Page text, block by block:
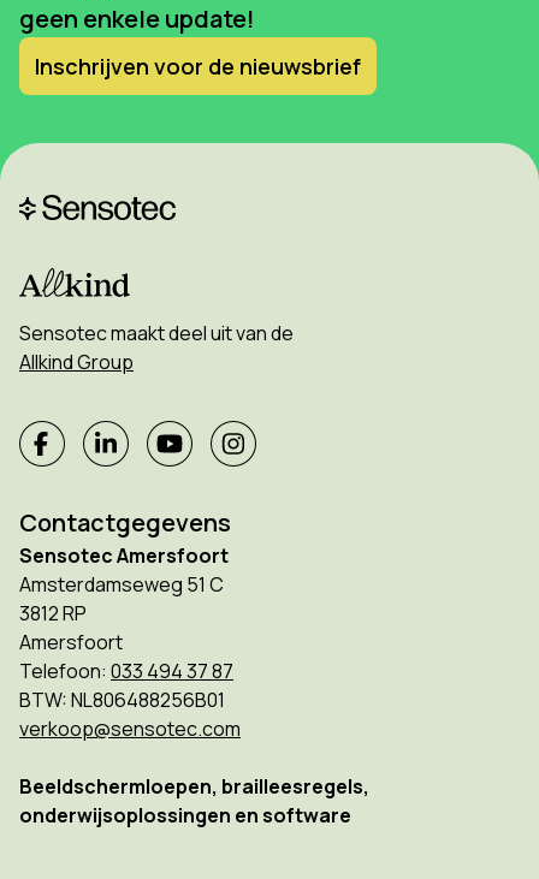
geen enkele update!
Inschrijven voor de nieuwsbrief
Sensotec maakt deel uit van de
Allkind Group
Contactgegevens
Sensotec Amersfoort
Amsterdamseweg 51 C
3812 RP
Amersfoort
Telefoon: 033 494 37 87
BTW: NL806488256B01
verkoop@sensotec.com
Beeldschermloepen, brailleesregels,
onderwijsoplossingen en software